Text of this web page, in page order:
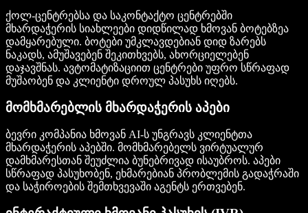
ქოლ-ცენტრებსა და საკონტაქტო ცენტრებში
მხარდაჭერის სიახლეები დიდწილად ხმოვან ბოტებზეა
დამყარებული. ბოტები უმკლავდებიან დიდ ზარებს
ნაკადს, ამუშავებენ შეკითხვებს, ახორციელებენ
დაჯავშნას. ავტომატიზაციით ცენტრები უფრო სწრაფად
მუშაობენ და კლიენტი დროულ პასუხს იღებს.
მომხმარებლის მხარდაჭერის აპები
ბევრი კომპანია ხმოვან AI-ს უნგრავს კლიენტთა
მხარდაჭერის აპებში. მომხმარებელს ვირტუალურ
დამხმარესთან შეუძლია ბუნებრივად ისაუბროს. აპები
სწრაფად პასუხობენ, ეხმარებიან პრობლემის გადაჭრაში
და საჭიროების შემთხვევაში აგენტს ერთვებენ.